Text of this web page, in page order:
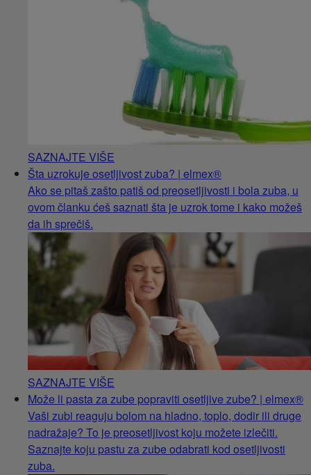
SAZNAJTE VIŠE
Šta uzrokuje osetljivost zuba? | elmex®
Ako se pitaš zašto patiš od preosetljivosti i bola zuba, u
ovom članku ćeš saznati šta je uzrok tome i kako možeš
da ih sprečiš.
SAZNAJTE VIŠE
Može li pasta za zube popraviti osetljive zube? | elmex®
Vaši zubi reaguju bolom na hladno, toplo, dodir ili druge
nadražaje? To je preosetljivost koju možete izlečiti.
Saznajte koju pastu za zube odabrati kod osetljivosti
zuba.